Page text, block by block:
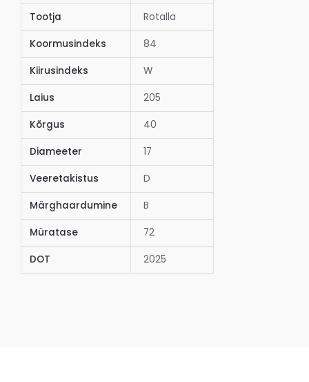
Tootja Rotalla
Koormusindeks 84
Kiirusindeks W
Laius 205
Kõrgus 40
Diameeter 17
Veeretakistus D
Märghaardumine B
Müratase 72
DOT 2025